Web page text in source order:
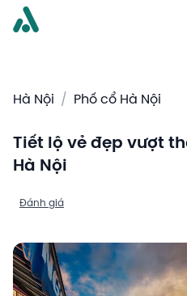
Hà Nội / Phố cổ Hà Nội
Tiết lộ vẻ đẹp vượt
Hà Nội
Đánh giá